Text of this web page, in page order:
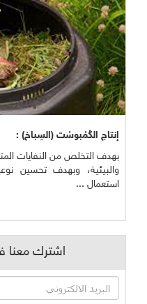
إنتاج الكُمْبوسْت (السِباخ) :
بهدف التخلص من النفايات
والبيئية، وبهدف تحسين
استعمال ...
اشترك معنا